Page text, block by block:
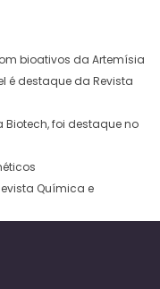
bioativos da Artemísia
é destaque da Revista
Biotech, foi destaque no
Química e